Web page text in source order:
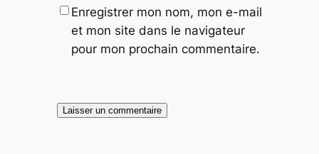
Enregistrer mon nom, mon e-mail
et mon site dans le navigateur
pour mon prochain commentaire.